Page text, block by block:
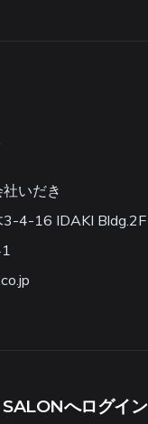
いだき
3-4-16 IDAKI Bldg.2F
へログイン